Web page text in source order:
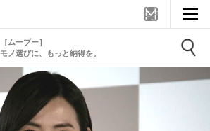
［ムーブー］
モノ選びに、もっと納得を。